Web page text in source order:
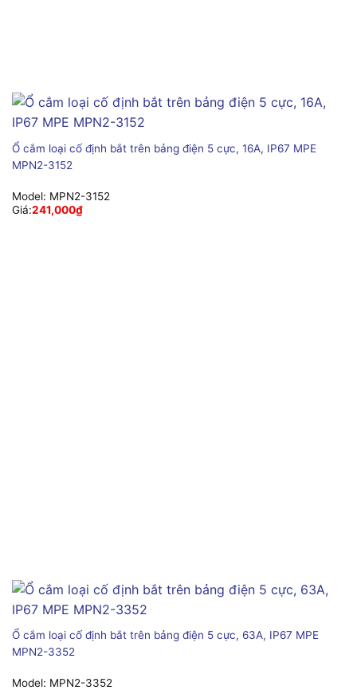
Ổ cắm loại cố định bắt trên bảng điện 5 cực, 16A, IP67 MPE
MPN2-3152
Model: MPN2-3152
Giá:241,000₫
Ổ cắm loại cố định bắt trên bảng điện 5 cực, 63A, IP67 MPE
MPN2-3352
Model: MPN2-3352